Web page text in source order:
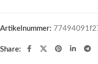
Artikelnummer:
Share: